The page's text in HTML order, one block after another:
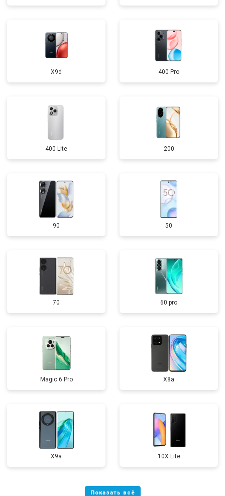
X9d 400 Pro
400 Lite 200
90 50
70 60 pro
Magic 6 Pro X8a
X9a 10X Lite